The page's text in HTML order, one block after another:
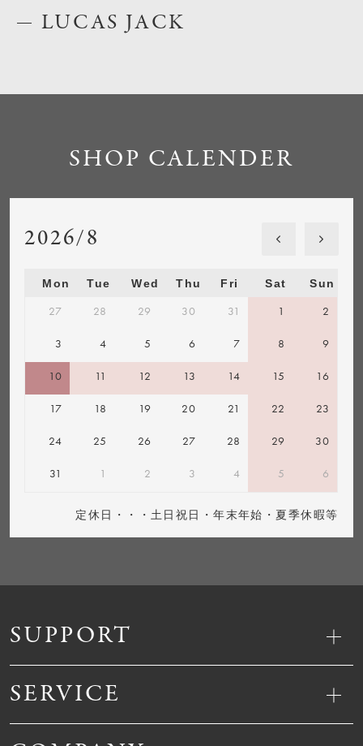
LUCAS JACK
SUPPORT
SERVICE
SHOP CALENDER
2026/8
Mon Tue Wed Thu Fri Sat Sun
27 28 29 30 31 1 2
3 4 5 6 7 8 9
10 11 12 13 14 15 16
17 18 19 20 21 22 23
24 25 26 27 28 29 30
31 1 2 3 4 5 6
定休日・・・土日祝日・年末年始・夏季休暇等